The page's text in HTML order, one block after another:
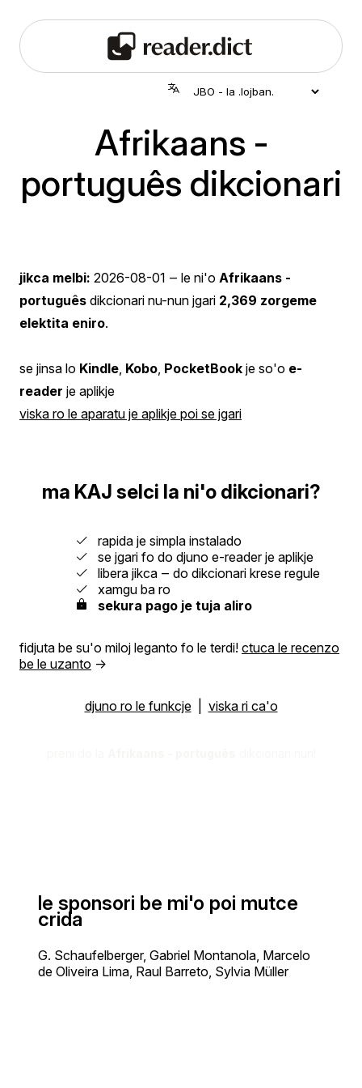
Afrikaans -
português dikcionari
jikca melbi: 2026-08-01 ‒ le ni'o Afrikaans -
português dikcionari nu-nun jgari 2,369 zorgeme
elektita eniro.
se jinsa lo Kindle Kobo PocketBook je so'o e-
reader je aplikje
viska ro le aparatu je aplikje poi se jgari
ma KAJ selci la ni'o dikcionari?
rapida je simpla instalado
se jgari fo do djuno e-reader je aplikje
libera jikca ‒ do dikcionari krese regule
xamgu ba ro
sekura pago je tuja aliro
fidjuta be su'o miloj leganto fo le terdi! ctuca le recenzo
be le uzanto →
djuno ro le funkcje| viska ri ca'o
le sponsori be mi'o poi mutce
crida
G. Schaufelberger, Gabriel Montanola, Marcelo
de Oliveira Lima, Raul Barreto, Sylvia Müller